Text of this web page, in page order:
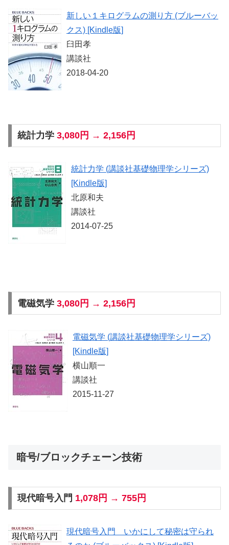
新しい１キログラムの測り方 (ブルーバッ
クス) [Kindle版]
臼田孝
講談社
2018-04-20
統計力学 3,080円 → 2,156円
統計力学 (講談社基礎物理学シリーズ)
[Kindle版]
北原和夫
講談社
2014-07-25
電磁気学 3,080円 → 2,156円
電磁気学 (講談社基礎物理学シリーズ)
[Kindle版]
横山順一
講談社
2015-11-27
暗号/ブロックチェーン技術
現代暗号入門 1,078円 → 755円
現代暗号入門 いかにして秘密は守られ